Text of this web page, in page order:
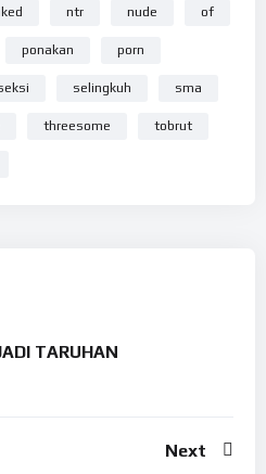
ntr nude of
ponakan porn
selingkuh sma
threesome tobrut
TARUHAN
Next